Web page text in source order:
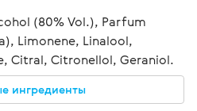
(80% Vol.), Parfum
Limonene, Linalool,
Citral, Citronellol, Geraniol.
ингредиенты